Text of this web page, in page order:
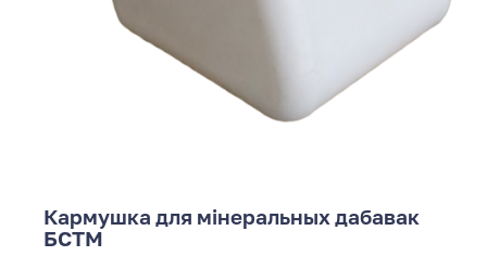
Кармушка для мінеральных дабавак
БСТМ